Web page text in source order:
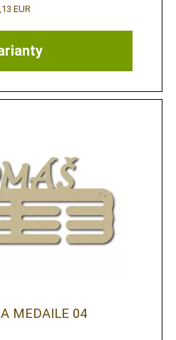
EUR
MEDAILE 04